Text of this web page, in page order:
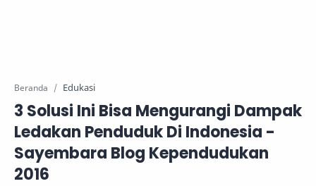
Beranda Edukasi
3 Solusi Ini Bisa Mengurangi Dampak
Ledakan Penduduk Di Indonesia -
Sayembara Blog Kependudukan
2016